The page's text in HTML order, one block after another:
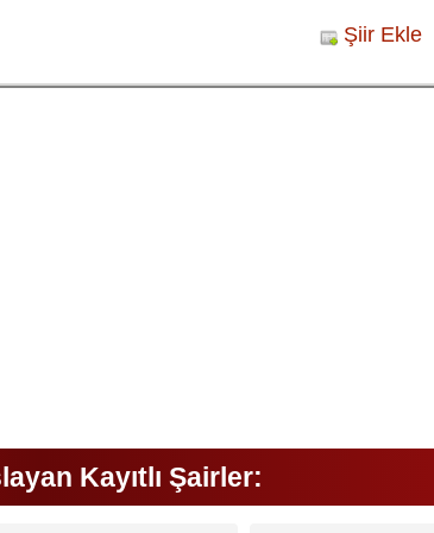
Şiir Ekle
Kayıtlı Şairler: